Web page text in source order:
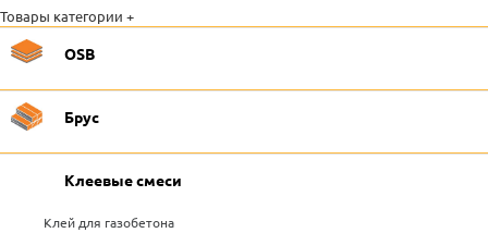
Товары категории +
OSB
Брус
Клеевые смеси
Клей для газобетона